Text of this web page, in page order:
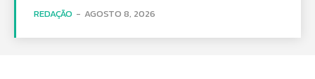
REDAÇÃO - AGOSTO 8, 2026